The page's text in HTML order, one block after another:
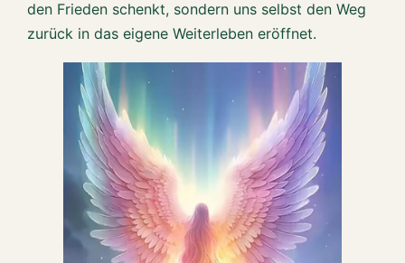
den Frieden schenkt, sondern uns selbst den Weg
zurück in das eigene Weiterleben eröffnet.